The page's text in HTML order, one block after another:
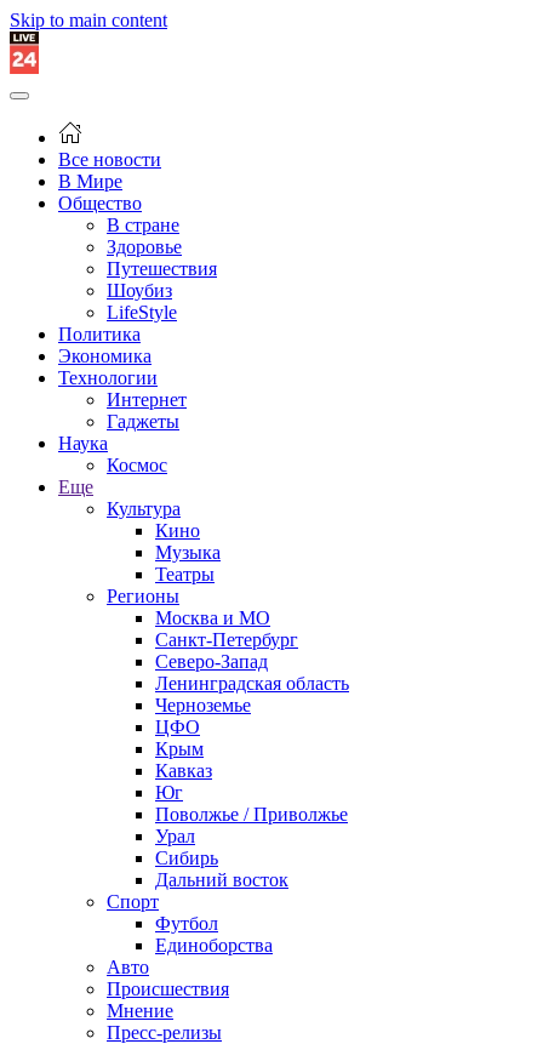
Skip to main content
Все новости
В Мире
Общество
В стране
Здоровье
Путешествия
Шоубиз
LifeStyle
Политика
Экономика
Технологии
Интернет
Гаджеты
Наука
Космос
Еще
Культура
Кино
Музыка
Театры
Регионы
Москва и МО
Санкт-Петербург
Северо-Запад
Ленинградская область
Черноземье
ЦФО
Крым
Кавказ
Юг
Поволжье / Приволжье
Урал
Сибирь
Дальний восток
Спорт
Футбол
Единоборства
Авто
Происшествия
Мнение
Пресс-релизы